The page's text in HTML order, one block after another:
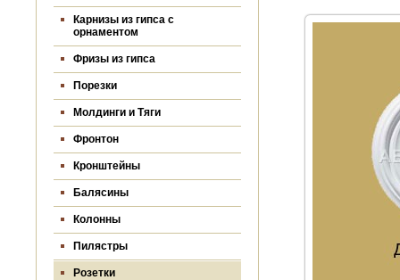
Карнизы из гипса c
орнаментом
Фризы из гипса
Порезки
Молдинги и Тяги
Фронтон
Кронштейны
Балясины
Колонны
Пилястры
Розетки